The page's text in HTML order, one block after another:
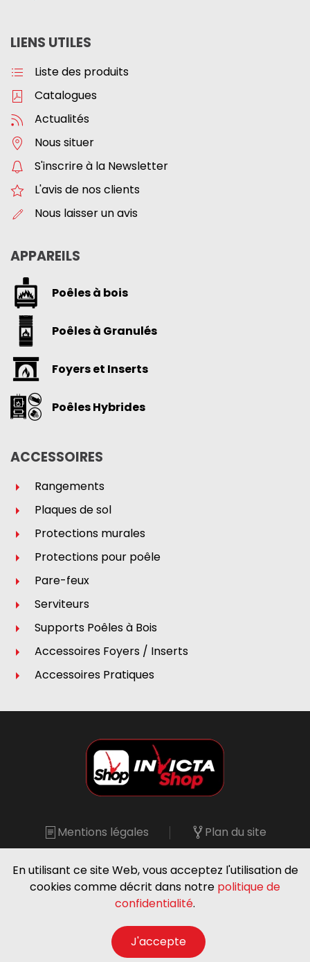
LIENS UTILES
Liste des produits
Catalogues
Actualités
Nous situer
S'inscrire à la Newsletter
L'avis de nos clients
Nous laisser un avis
APPAREILS
Poêles à bois
Poêles à Granulés
Foyers et Inserts
Poêles Hybrides
ACCESSOIRES
Rangements
Plaques de sol
Protections murales
Protections pour poêle
Pare-feux
Serviteurs
Supports Poêles à Bois
Accessoires Foyers / Inserts
Accessoires Pratiques
Mentions légales
Plan du site
©2026Invicta Shop 21 - Tous droits réservés.
En utilisant ce site Web, vous acceptez l'utilisation de
cookies comme décrit dans notre politique de
confidentialité.
J'accepte